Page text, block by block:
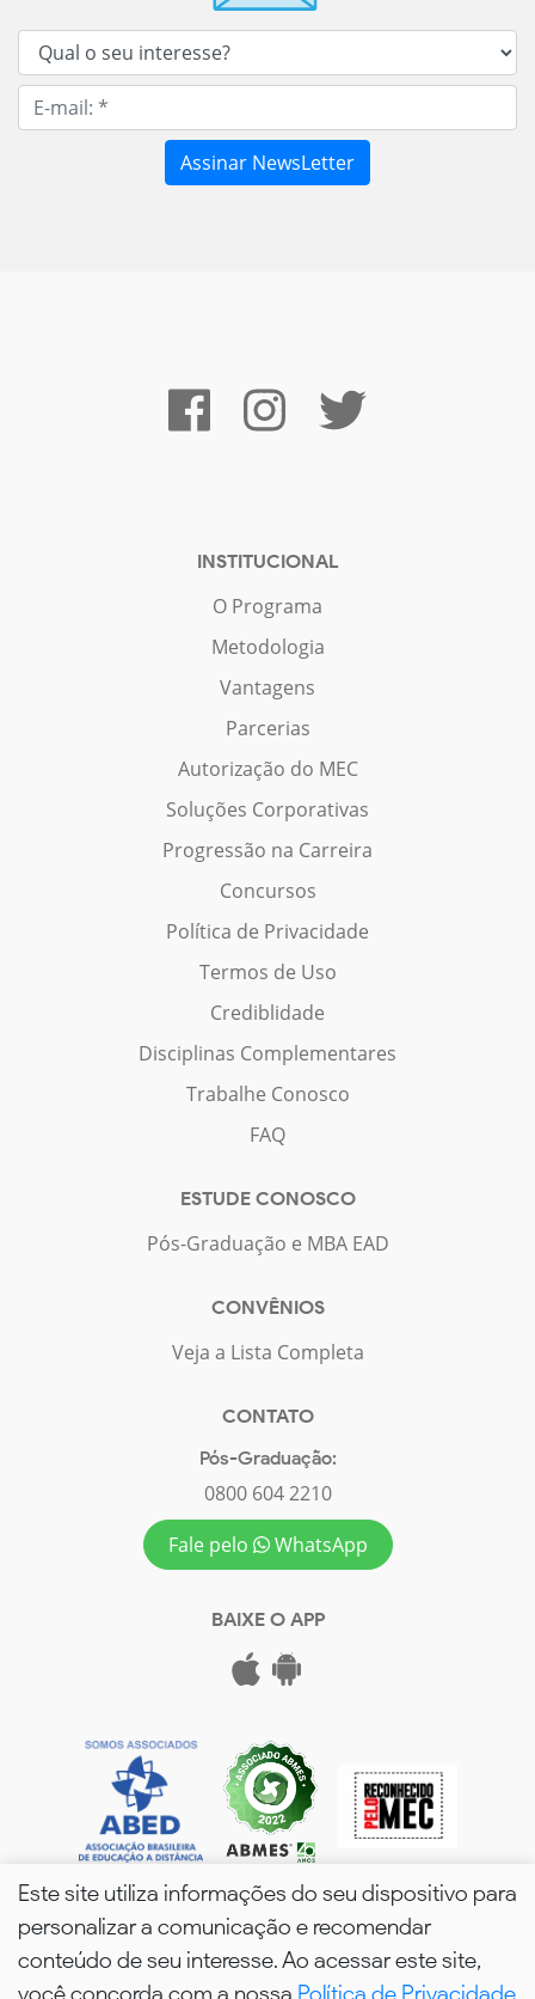
INSTITUCIONAL
O Programa
Metodologia
Vantagens
Parcerias
Autorização do MEC
Soluções Corporativas
Progressão na Carreira
Concursos
Política de Privacidade
Termos de Uso
Crediblidade
Disciplinas Complementares
Trabalhe Conosco
FAQ
ESTUDE CONOSCO
Pós-Graduação e MBA EAD
CONVÊNIOS
Veja a Lista Completa
CONTATO
Pós-Graduação:
0800 604 2210
Fale pelo
WhatsApp
BAIXE O APP
wPós - 2026. Todos os Direitos Reservados.
Este site utiliza informações do seu dispositivo para
personalizar a comunicação e recomendar
conteúdo de seu interesse. Ao acessar este site,